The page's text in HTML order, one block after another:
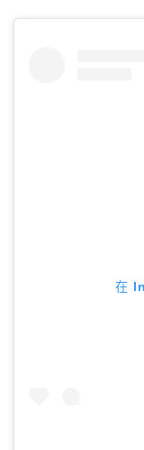
在